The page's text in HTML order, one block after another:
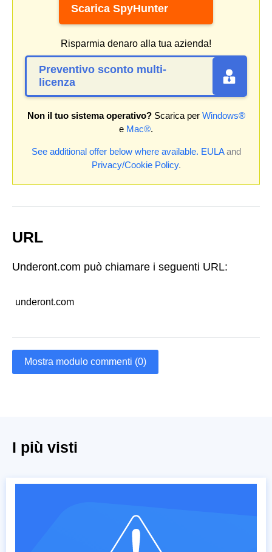
Scarica SpyHunter
Risparmia denaro alla tua azienda!
Preventivo sconto multi-
licenza
Non il tuo sistema operativo?Scarica per Windows®
e Mac®.
See additional offer below where available. EULAand
Privacy/Cookie Policy.
URL
Underont.com può chiamare i seguenti URL:
underont.com
Mostra modulo commenti (0)
I più visti